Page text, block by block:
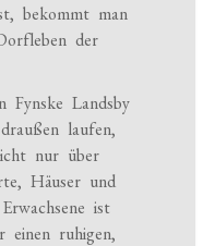
bekommt man
der
Fynske Landsby
laufen,
nur über
Häuser und
ist
einen ruhigen,